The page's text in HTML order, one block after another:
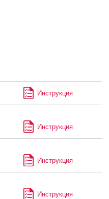
Инструкция
Инструкция
Инструкция
Инструкция